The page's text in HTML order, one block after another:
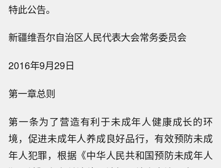
特此公告。
新疆维吾尔自治区人民代表大会常务委员会
2016年9月29日
第一章总则
第一条为了营造有利于未成年人健康成长的环
境，促进未成年人养成良好品行，有效预防未成
年人犯罪，根据《中华人民共和国预防未成年人